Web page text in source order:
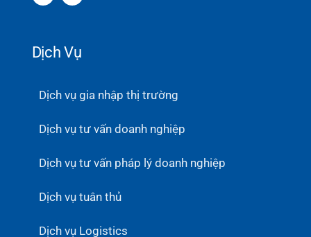
Dịch Vụ
Dịch vụ gia nhập thị trường
Dịch vụ tư vấn doanh nghiệp
Dịch vụ tư vấn pháp lý doanh nghiệp
Dịch vụ tuân thủ
Dịch vụ Logistics